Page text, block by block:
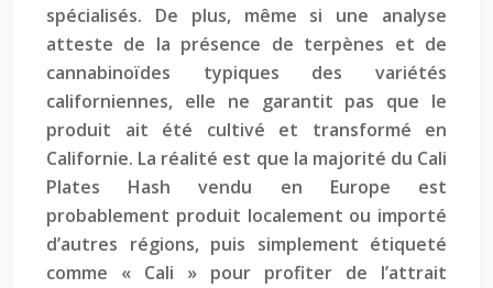
spécialisés. De plus, même si une analyse
atteste de la présence de terpènes et de
cannabinoïdes typiques des variétés
californiennes, elle ne garantit pas que le
produit ait été cultivé et transformé en
Californie. La réalité est que la majorité du Cali
Plates Hash vendu en Europe est
probablement produit localement ou importé
d’autres régions, puis simplement étiqueté
comme « Cali » pour profiter de l’attrait